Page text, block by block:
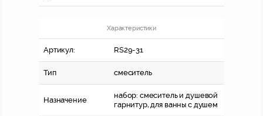
Характеристики
Артикул: RS29-31
Тип смеситель
Назначение
набор: смеситель и душевой
гарнитур, для ванны с душем